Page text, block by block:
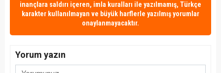
inançlara saldırı içeren, imla kuralları ile yazılmamış, Türkçe
karakter kullanılmayan ve büyük harflerle yazılmış yorumlar
onaylanmayacaktır.
Yorum yazın